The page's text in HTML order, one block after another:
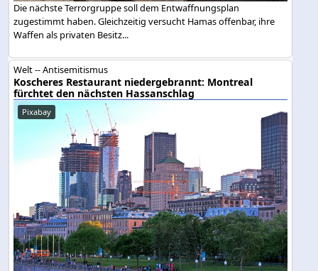
Die nächste Terrorgruppe soll dem Entwaffnungsplan
zugestimmt haben. Gleichzeitig versucht Hamas offenbar, ihre
Waffen als privaten Besitz...
Welt -- Antisemitismus
Koscheres Restaurant niedergebrannt: Montreal
fürchtet den nächsten Hassanschlag
Pixabay